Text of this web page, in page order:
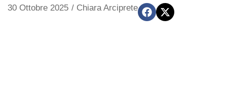
30 Ottobre 2025 / Chiara Arciprete